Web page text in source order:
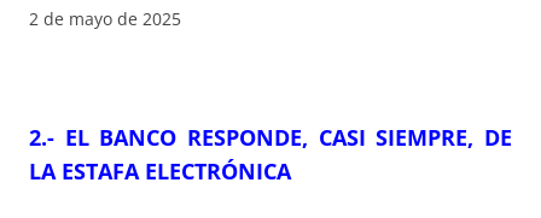
2 de mayo de 2025
2.- EL BANCO RESPONDE, CASI SIEMPRE, DE
LA ESTAFA ELECTRÓNICA